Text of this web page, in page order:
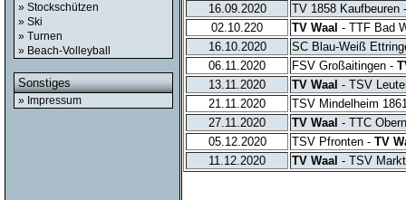
» Stockschützen
» Ski
» Turnen
» Beach-Volleyball
Sonstiges
» Impressum
16.09.2020
TV 1858 Kaufbeuren
02.10.220
TV Waal - TTF Bad
16.10.2020
SC Blau-Weiß
06.11.2020
FSV Großaitingen -
13.11.2020
TV Waal - TSV
21.11.2020
TSV Mindelheim
27.11.2020
TV Waal - TTC
05.12.2020
TSV Pfronten - TV
11.12.2020
TV Waal - TSV